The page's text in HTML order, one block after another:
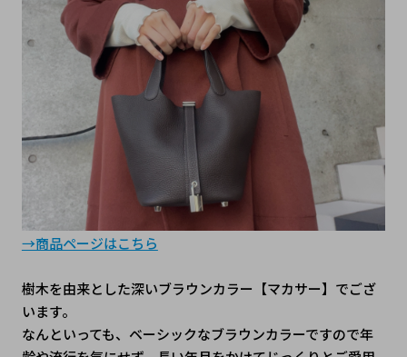
→商品ページはこちら
樹木を由来とした深いブラウンカラー【マカサー】でござ
います。
なんといっても、ベーシックなブラウンカラーですので年